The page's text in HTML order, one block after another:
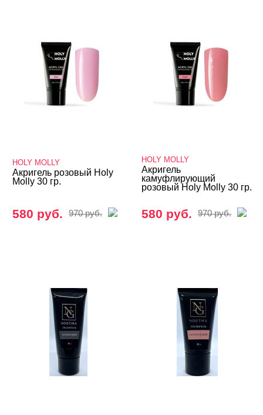
HOLY MOLLY
Акригель розовый Holy
Molly 30 гр.
580 руб. 970 руб.
HOLY MOLLY
Акригель
камуфлирующий
розовый Holy Molly 30 гр.
580 руб. 970 руб.